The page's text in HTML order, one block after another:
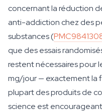
concernant la réduction
anti-addiction chez des
substances (
que des essais
restent nécessaires pour
mg/jour — exactement la
plupart des produits de
science est